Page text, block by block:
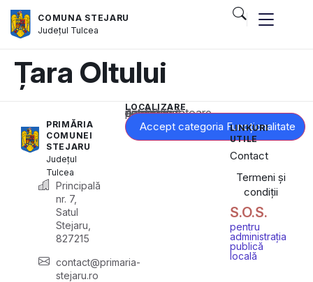
COMUNA STEJARU
Județul Tulcea
Țara Oltului
PRIMĂRIA
COMUNEI
STEJARU
Județul
Tulcea
Principală
nr. 7,
Satul
Stejaru,
827215
contact@primaria-
stejaru.ro
LOCALIZARE
Acest conținut este blocat până când acceptați categoria corespunzătoare de cookie-uri.
Accept categoria Funcționalitate
LINKURI
UTILE
Contact
Termeni și
condiții
S.O.S.
pentru
administrația
publică
locală